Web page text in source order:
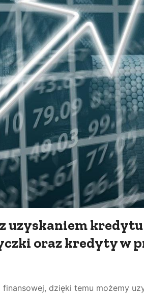
uzyskaniem
oraz kredyty w
dzięki temu możemy